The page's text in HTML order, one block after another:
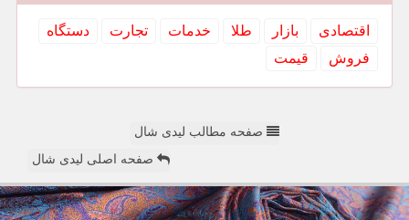
اقتصادی بازار طلا خدمات تجارت
دستگاه
فروش
قیمت
صفحه مطالب لیدی شال
صفحه اصلی لیدی شال